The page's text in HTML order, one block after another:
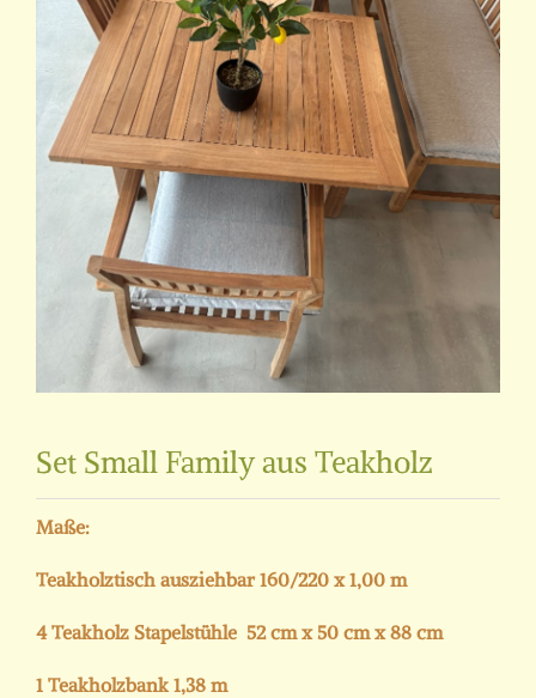
Set Small Family aus Teakholz
Maße:
Teakholztisch ausziehbar 160/220 x 1,00 m
4 Teakholz Stapelstühle 52 cm x 50 cm x 88 cm
1 Teakholzbank 1,38 m